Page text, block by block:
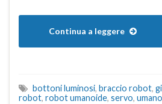
Continua a leggere
bottoni luminosi, braccio robot,
robot, robot umanoide, servo,